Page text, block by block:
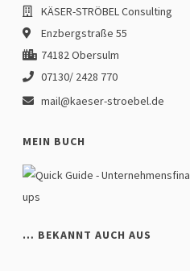
KÄSER-STRÖBEL Consulting
Enzbergstraße 55
74182 Obersulm
07130/ 2428 770
mail@kaeser-stroebel.de
MEIN BUCH
… BEKANNT AUCH AUS